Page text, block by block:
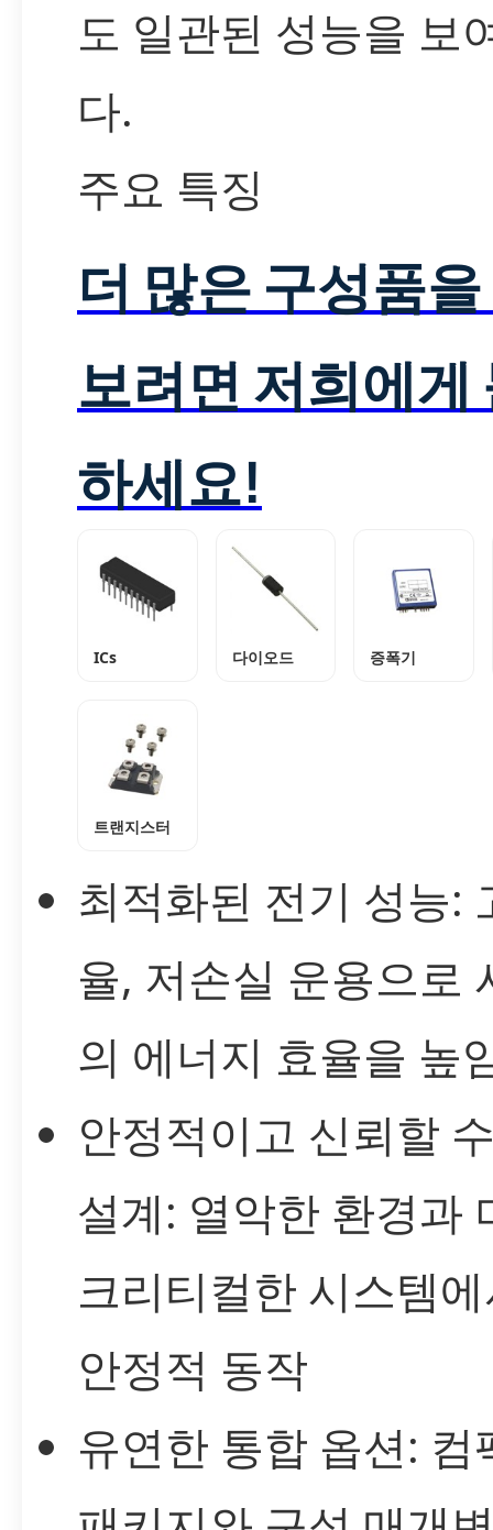
도 일관된 성능을 보
다.
주요 특징
더 많은 구성품
보려면 저희에게
하세요!
ICs 다이오드 증폭기
트랜지스터
최적화된 전기 성능:
율, 저손실 운용으로
의 에너지 효율을 높
안정적이고 신뢰할
설계: 열악한 환경과
크리티컬한 시스템
안정적 동작
유연한 통합 옵션: 컴